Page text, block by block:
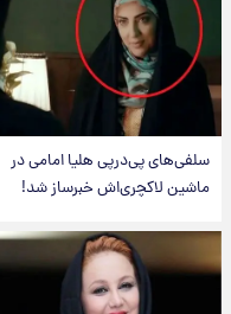
سلفی‌های پی‌درپی هلیا امامی در
ماشین لاکچری‌اش خبرساز شد!